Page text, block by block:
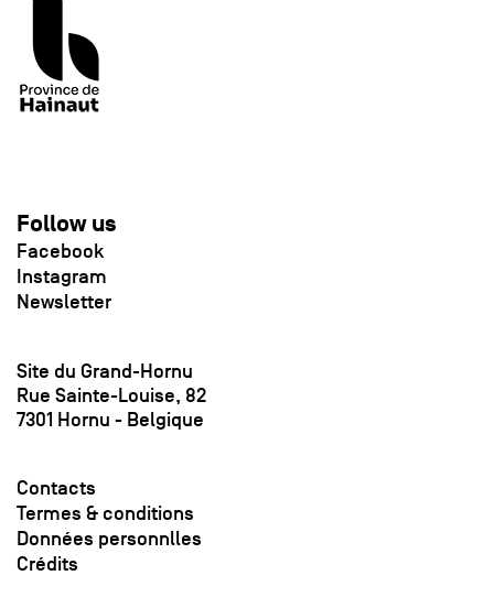
Follow us
Facebook
Instagram
Newsletter
Site du Grand-Hornu
Rue Sainte-Louise, 82
7301 Hornu - Belgique
Contacts
Termes & conditions
Données personnlles
Crédits